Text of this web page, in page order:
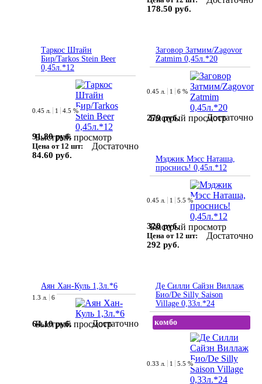
178.50 руб.
Таркос Штайн
Бир/Tarkos Stein Beer
0,45л.*12
Быстрый просмотр
0.45 л. 1 4.5 %
91.80 руб.
Цена от 12 шт:
84.60 руб.
Достаточно
Заговор Затмим/Zagovor
Zatmim 0,45л.*20
Быстрый просмотр
0.45 л. 1 6 %
279 руб. Достаточно
Мэджик Мэсс Наташа,
проснись! 0,45л.*12
Быстрый просмотр
0.45 л. 1 5.5 %
328 руб.
Цена от 12 шт:
292 руб.
Достаточно
Аян Хан-Куль 1,3л.*6
Быстрый просмотр
1.3 л. 6
64.10 руб. Достаточно
Де Силли Сайзн Виллаж
Био/De Silly Saison
Village 0,33л.*24
комбо
0.33 л. 1 5.5 %